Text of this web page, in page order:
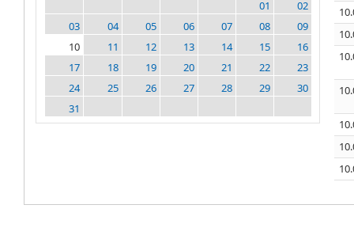
01
02
03
04 05 06 07 08
09
10
11 12 13 14 15
16
17
18 19 20 21 22
23
24
25 26 27 28 29
30
31